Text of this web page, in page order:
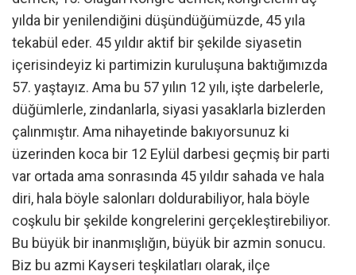
yılda bir yenilendiğini düşündüğümüzde, 45 yıla
tekabül eder. 45 yıldır aktif bir şekilde siyasetin
içerisindeyiz ki partimizin kuruluşuna baktığımızda
57. yaştayız. Ama bu 57 yılın 12 yılı, işte darbelerle,
düğümlerle, zindanlarla, siyasi yasaklarla bizlerden
çalınmıştır. Ama nihayetinde bakıyorsunuz ki
üzerinden koca bir 12 Eylül darbesi geçmiş bir parti
var ortada ama sonrasında 45 yıldır sahada ve hala
diri, hala böyle salonları doldurabiliyor, hala böyle
coşkulu bir şekilde kongrelerini gerçekleştirebiliyor.
Bu büyük bir inanmışlığın, büyük bir azmin sonucu.
Biz bu azmi Kayseri teşkilatları olarak, ilçe